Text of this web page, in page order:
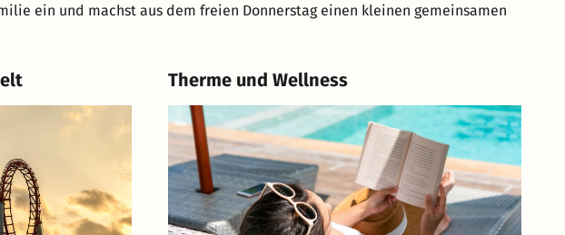
ein und machst aus dem freien Donnerstag einen kleinen gemeinsamen
Therme und Wellness